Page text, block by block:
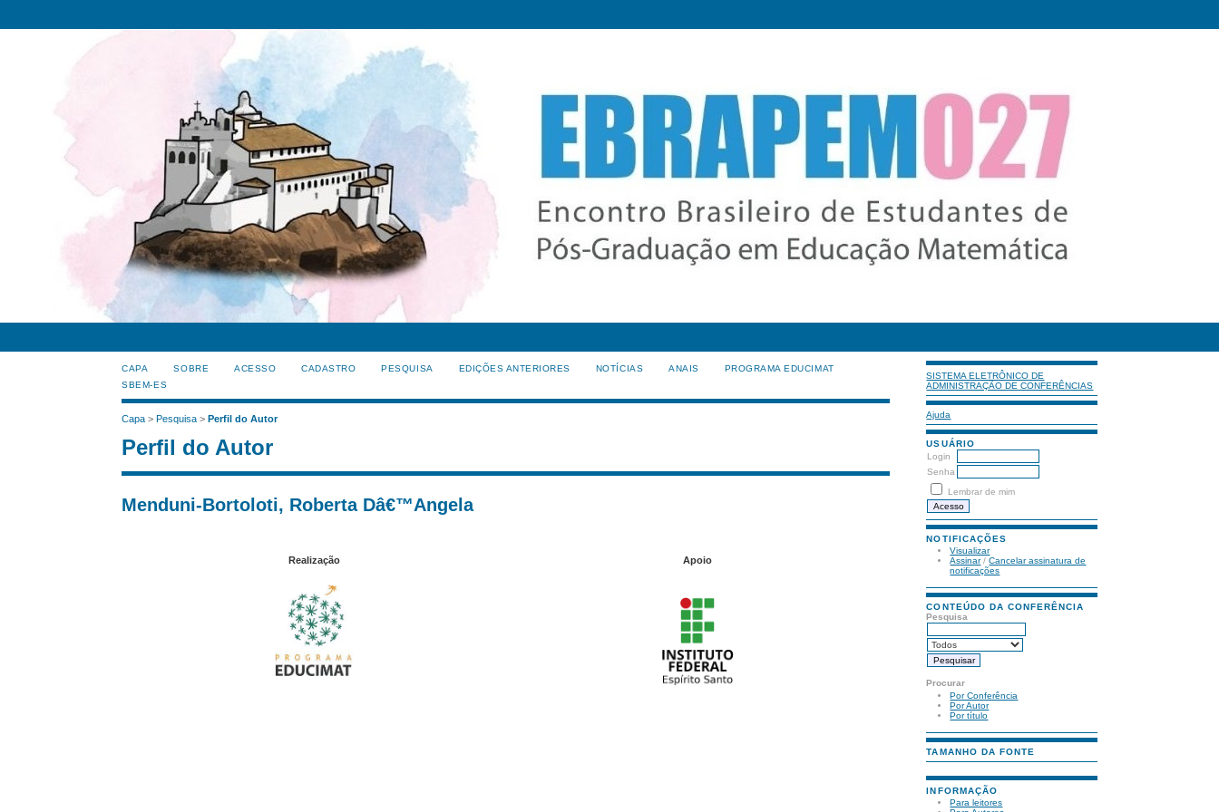
SISTEMA ELETRÔNICO DE
ADMINISTRAÇÃO DE CONFERÊNCIAS
Ajuda
USUÁRIO
Login
Senha
Lembrar de mim
NOTIFICAÇÕES
Visualizar
Assinar/Cancelar assinatura de
notificações
CONTEÚDO DA CONFERÊNCIA
Pesquisa
Procurar
Por Conferência
Por Autor
Por título
TAMANHO DA FONTE
INFORMAÇÃO
Para leitores
CAPA SOBRE ACESSO CADASTRO PESQUISA EDIÇÕES ANTERIORES NOTÍCIAS ANAIS
PROGRAMA EDUCIMAT
SBEM-ES
Capa >Pesquisa >Perfil do Autor
Perfil do Autor
Menduni-Bortoloti, Roberta Dâ€™Angela
Realização Apoio